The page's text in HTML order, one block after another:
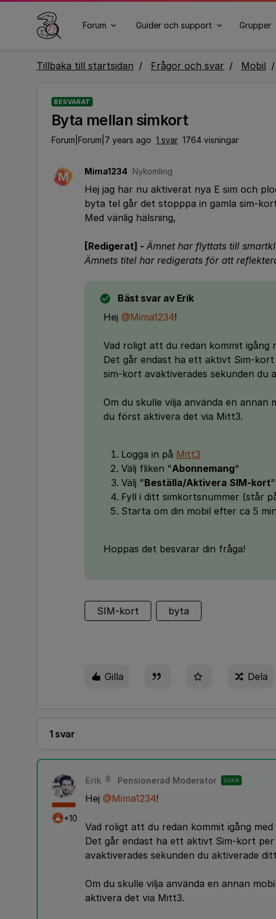
Forum Guider och support Grupper
Tillbaka till startsidan Frågor och svar Mobil
BESVARAT
Byta mellan simkort
Forum|Forum|7 years ago 1 svar 1764 visningar
M Mima1234 Nykomling
Hej jag har nu aktiverat nya E sim och
byta tel går det stopppa in gamla sim-
Med vänlig hälsning,
[Redigerat] - Ämnet har flyttats till
Ämnets titel har redigerats för att
Bäst svar av Erik
Hej @Mima1234!
Vad roligt att du redan kommit
Det går endast ha ett aktivt Sim-
sim-kort avaktiverades sekunden du
Om du skulle vilja använda en
du först aktivera det via Mitt3.
Logga in på Mitt3
Välj fliken "Abonnemang"
Välj "Beställa/Aktivera SIM-kort"
Fyll i ditt simkortsnummer (står
Starta om din mobil efter ca 5
Hoppas det besvarar din fråga!
SIM-kort byta
Gilla Dela
1 svar
+10
Erik Pensionerad Moderator SVAR
Hej @Mima1234!
Vad roligt att du redan kommit igång
Det går endast ha ett aktivt Sim-kort
avaktiverades sekunden du aktiverade
Om du skulle vilja använda en annan
aktivera det via Mitt3.